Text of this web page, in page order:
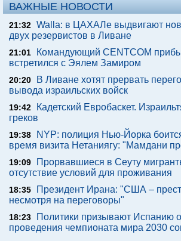
ВАЖНЫЕ НОВОСТИ
21:32 Walla: в ЦАХАЛе выдвигают
двух резервистов в Ливане
21:01
Командующий CENTCOM
встретился с Эялем Замиром
20:20
В Ливане хотят прервать
вывода израильских войск
19:42
Кадетский Евробаскет.
греков
19:38
NYP: полиция Нью-Йорка
время визита Нетаниягу: "Мамдани
19:09
Прорвавшиеся в Сеуту
отсутствие условий для проживания
18:35
Президент Ирана: "США –
несмотря на переговоры"
18:23
Политики призывают Испанию
проведения чемпионата мира 2030